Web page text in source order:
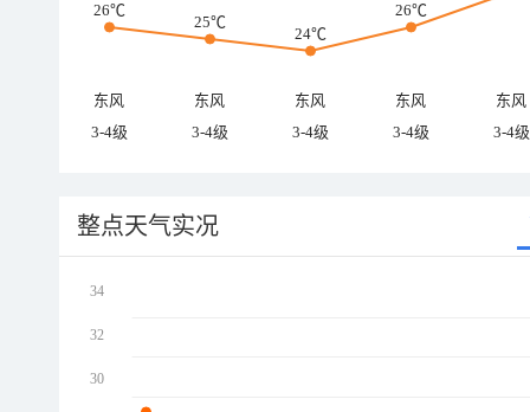
26℃
25℃
24℃
26℃
东风 东风 东风 东风
东风
3-4级
3-4级 3-4级 3-4级 3-4级
整点天气实况
34
32
30